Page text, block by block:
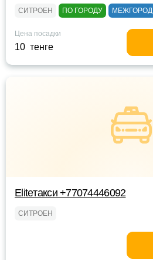
СИТРОЕН ПО ГОРОДУ МЕЖГОРОД
Цена посадки
10 тенге
Eliteтакси +77074446092
СИТРОЕН